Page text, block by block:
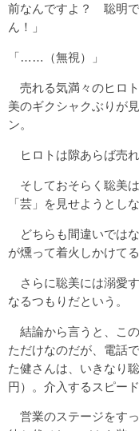
前なんですよ？ 聡明
ん！」
「……（無視）」
売れる気満々のヒロ
美のギクシャクぶりが
ン。
ヒロトは隙あらば売れ
そしておそらく聡美
「芸」を見せようとし
どちらも間違いでは
が燻って着火しかけて
さらに聡美には溺愛
なるつもりだという。
結論から言うと、こ
ただけなのだが、電話
た健さんは、いきなり
円）。介入するスピー
営業のステージをす